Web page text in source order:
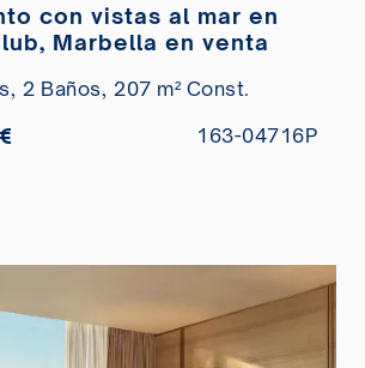
con vistas al mar en
Marbella en venta
2 Baños, 207 m² Const.
163-04716P